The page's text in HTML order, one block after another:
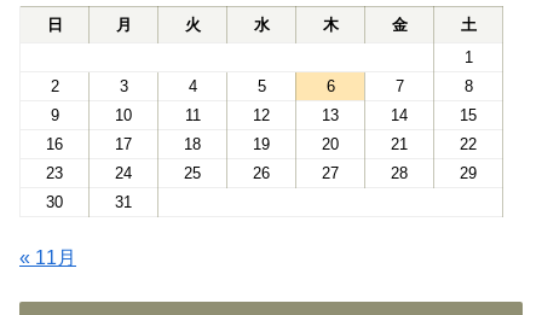
日 月 火 水 木 金
土
1
2
3 4 5 6 7
8
9
10 11 12 13 14
15
16
17 18 19 20 21
22
23
24 25 26 27 28
29
30
31
« 11月